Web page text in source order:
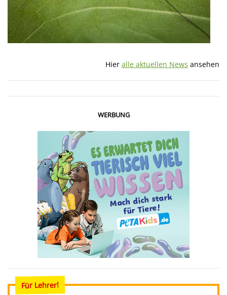
Hier alle aktuellen News ansehen
WERBUNG
Für Lehrer!